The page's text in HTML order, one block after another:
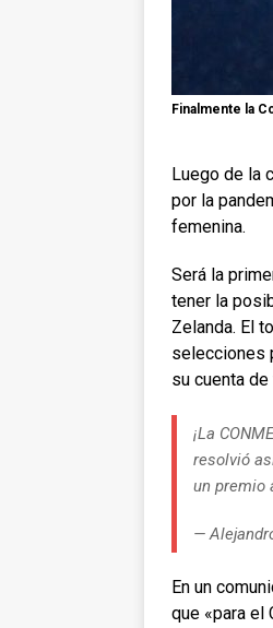
Finalmente la
Luego de la
por la
femenina.
Será la
tener la
Zelanda. El
selecciones
su cuenta
¡La
resolvió
un premio
—
En un
que «para el